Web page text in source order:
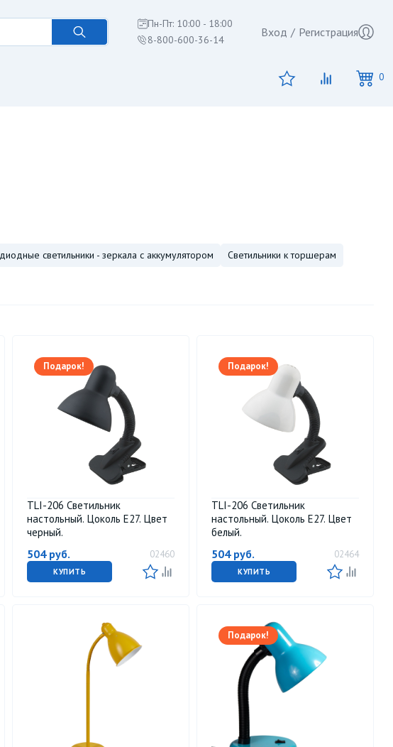
Пн-Пт: 10:00 - 18:00
8-800-600-36-14
Вход / Регистрация
0
светильники - зеркала с аккумулятором
светильники к торшерам
Подарок!
TLI-206 Светильник
настольный. Цоколь E27. Цвет
черный.
504 руб. 02460
КУПИТЬ
Подарок!
TLI-206 Светильник
настольный. Цоколь E27. Цвет
белый.
504 руб. 02464
КУПИТЬ
Подарок!